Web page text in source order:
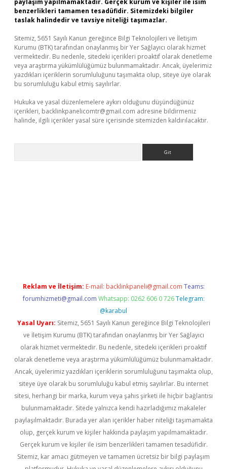
paylaşım yapılmamaktadır. Gerçek kurum ve kişiler ile isim
benzerlikleri tamamen tesadüfidir. Sitemizdeki bilgiler
taslak halindedir ve tavsiye niteliği taşımazlar.
Sitemiz, 5651 Sayılı Kanun gereğince Bilgi Teknolojileri ve İletişim
Kurumu (BTK) tarafından onaylanmış bir Yer Sağlayıcı olarak hizmet
vermektedir. Bu nedenle, sitedeki içerikleri proaktif olarak denetleme
veya araştırma yükümlülüğümüz bulunmamaktadır. Ancak, üyelerimiz
yazdıkları içeriklerin sorumluluğunu taşımakta olup, siteye üye olarak
bu sorumluluğu kabul etmiş sayılırlar.
Hukuka ve yasal düzenlemelere aykırı olduğunu düşündüğünüz
içerikleri, backlinkpanelicomtr@gmail.com adresine bildirmeniz
halinde, ilgili içerikler yasal süre içerisinde sitemizden kaldırılacaktır.
Reklam ve İletişim: E-mail: backlinkpaneli@gmail.com Teams:
forumhizmeti@gmail.com Whatsapp: 0262 606 0 726 Telegram:
@karabul
Yasal Uyarı: Sitemiz, 5651 Sayılı Kanun gereğince Bilgi Teknolojileri
ve İletişim Kurumu (BTK) tarafından onaylanmış bir Yer Sağlayıcı
olarak hizmet vermektedir. Bu nedenle, sitedeki içerikleri proaktif
olarak denetleme veya araştırma yükümlülüğümüz bulunmamaktadır.
Ancak, üyelerimiz yazdıkları içeriklerin sorumluluğunu taşımakta olup,
siteye üye olarak bu sorumluluğu kabul etmiş sayılırlar. Bu internet
sitesi, herhangi bir marka, kurum veya şahıs şirketi ile hiçbir bağlantısı
bulunmamaktadır. Sitede yalnızca kendi hazırladığımız makaleler
paylaşılmaktadır. Burada yer alan içerikler haber niteliği taşımamakta
olup, gerçek kurum ve kişiler hakkında paylaşım yapılmamaktadır.
Gerçek kurum ve kişiler ile isim benzerlikleri tamamen tesadüfidir.
Sitemiz, kar amacı gütmeyen ve tamamen ücretsiz bir bilgi paylaşım